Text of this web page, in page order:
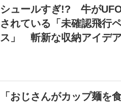
シュールすぎ!? 牛が
されている「未確認飛行
ス」 斬新な収納アイデ
「おじさんがカップ麺を